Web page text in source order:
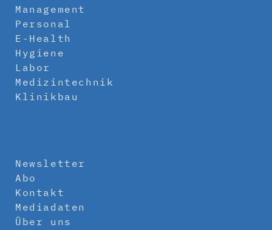
Management
Personal
E-Health
Hygiene
Labor
Medizintechnik
Klinikbau
Newsletter
Abo
Kontakt
Mediadaten
Über uns